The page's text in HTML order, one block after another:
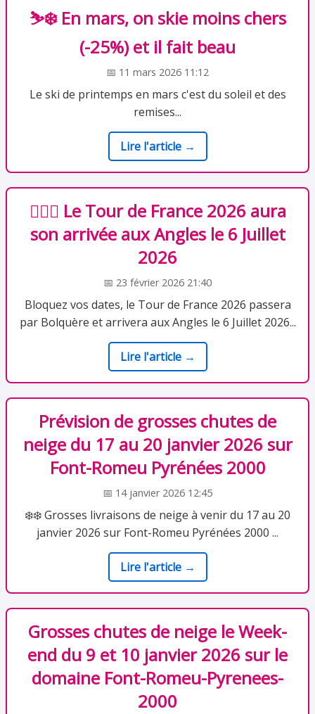
⛷️❄️ En mars, on skie moins chers
(-25%) et il fait beau
📅 11 mars 2026 11:12
Le ski de printemps en mars c'est du soleil et des
remises...
Lire l'article →
🚴🏻‍♂️ Le Tour de France 2026 aura
son arrivée aux Angles le 6 Juillet
2026
📅 23 février 2026 21:40
Bloquez vos dates, le Tour de France 2026 passera
par Bolquère et arrivera aux Angles le 6 Juillet 2026...
Lire l'article →
Prévision de grosses chutes de
neige du 17 au 20 janvier 2026 sur
Font-Romeu Pyrénées 2000
📅 14 janvier 2026 12:45
❄️❄️ Grosses livraisons de neige à venir du 17 au 20
janvier 2026 sur Font-Romeu Pyrénées 2000 ...
Lire l'article →
Grosses chutes de neige le Week-
end du 9 et 10 janvier 2026 sur le
domaine Font-Romeu-Pyrenees-
2000